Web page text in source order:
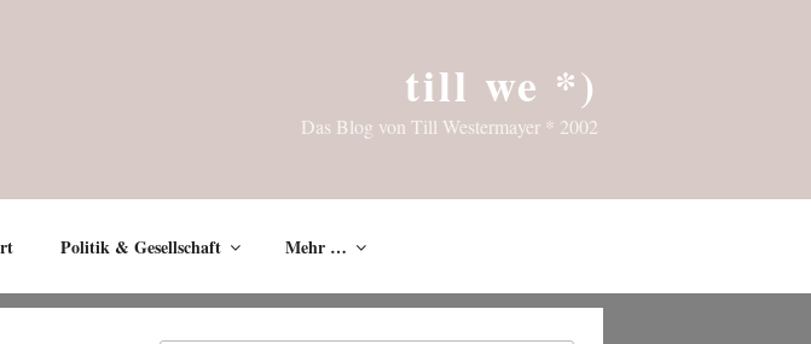
till we *)
Das Blog von Till Westermayer * 2002
Politik & Gesellschaft Mehr …